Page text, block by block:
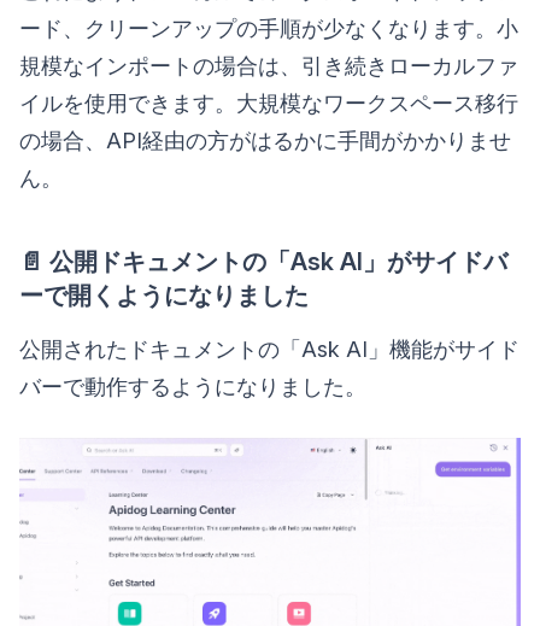
ード、クリーンアップの手順が少なくなります。小
規模なインポートの場合は、引き続きローカルファ
イルを使用できます。大規模なワークスペース移行
の場合、API経由の方がはるかに手間がかかりませ
ん。
📄 公開ドキュメントの「Ask AI」がサイドバ
ーで開くようになりました
公開されたドキュメントの「Ask AI」機能がサイド
バーで動作するようになりました。